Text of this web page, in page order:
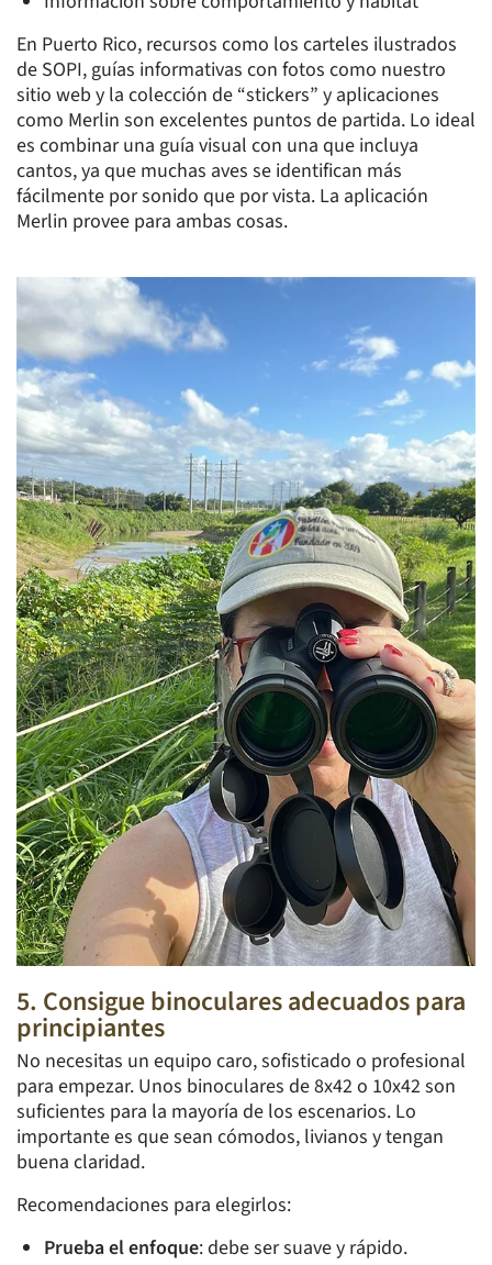
En Puerto Rico, recursos como los carteles ilustrados
de SOPI, guías informativas con fotos como nuestro
sitio web y la colección de “stickers” y aplicaciones
como Merlin son excelentes puntos de partida. Lo ideal
es combinar una guía visual con una que incluya
cantos, ya que muchas aves se identifican más
fácilmente por sonido que por vista. La aplicación
Merlin provee para ambas cosas.
5. Consigue binoculares adecuados para
principiantes
No necesitas un equipo caro, sofisticado o profesional
para empezar. Unos binoculares de 8x42 o 10x42 son
suficientes para la mayoría de los escenarios. Lo
importante es que sean cómodos, livianos y tengan
buena claridad.
Recomendaciones para elegirlos:
Prueba el enfoque: debe ser suave y rápido.